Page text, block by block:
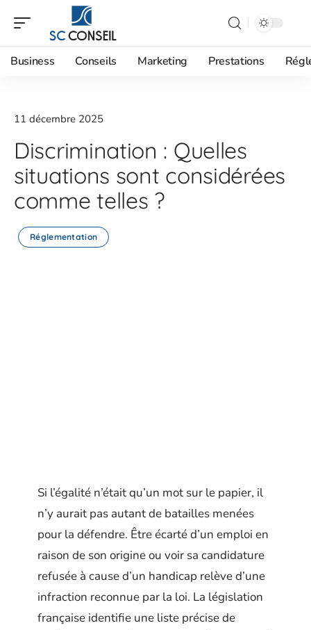
Business Conseils Marketing Prestations
11 décembre 2025
Discrimination : Quelles
situations sont considérées
comme telles ?
Réglementation
Si l’égalité n’était qu’un mot sur le papier, il
n’y aurait pas autant de batailles menées
pour la défendre. Être écarté d’un emploi en
raison de son origine ou voir sa candidature
refusée à cause d’un handicap relève d’une
infraction reconnue par la loi. La législation
française identifie une liste précise de